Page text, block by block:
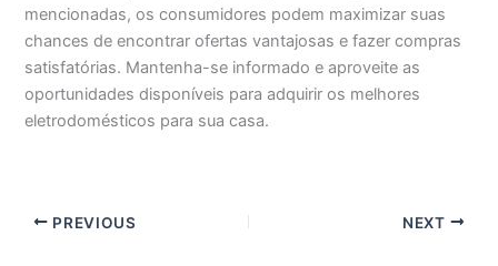
mencionadas, os consumidores podem maximizar suas
chances de encontrar ofertas vantajosas e fazer compras
satisfatórias. Mantenha-se informado e aproveite as
oportunidades disponíveis para adquirir os melhores
eletrodomésticos para sua casa.
PREVIOUS NEXT